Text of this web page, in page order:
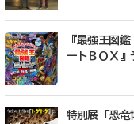
『最強王図
ートＢＯＸ』
特別展「恐竜